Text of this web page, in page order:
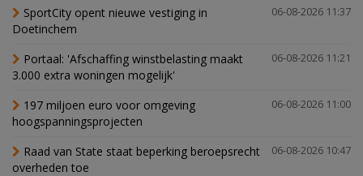
06-08-2026 11:37
SportCity opent nieuwe vestiging in
Doetinchem
06-08-2026 11:21
Portaal: 'Afschaffing winstbelasting maakt
3.000 extra woningen mogelijk'
06-08-2026 11:00
197 miljoen euro voor omgeving
hoogspanningsprojecten
06-08-2026 10:47
Raad van State staat beperking beroepsrecht
overheden toe